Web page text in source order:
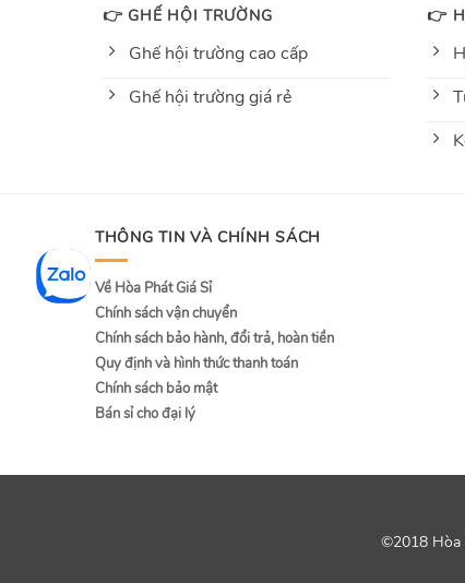
👉 GHẾ HỘI TRƯỜNG
Ghế hội trường cao cấp
Ghế hội trường giá rẻ
👉
THÔNG TIN VÀ CHÍNH SÁCH
Về Hòa Phát Giá Sỉ
Chính sách vận chuyển
Chính sách bảo hành, đổi trả, hoàn tiền
Quy định và hình thức thanh toán
Chính sách bảo mật
Bán sỉ cho đại lý
©2018 Hòa